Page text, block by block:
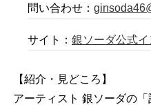
問い合わせ：
サイト： 銀ソーダ公式
【紹介・見どころ】
アーティスト 銀ソーダの